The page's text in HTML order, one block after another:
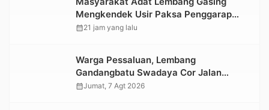
Mengkendek Usir Paksa Penggarap
yang Rusak Kawasan Hutan
calendar_month21 jam yang lalu
Warga Pessaluan, Lembang
Gandangbatu Swadaya Cor Jalan
Kabupaten
calendar_monthJumat, 7 Agt 2026